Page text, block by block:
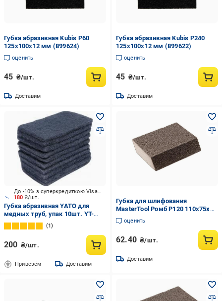
Губка абразивная Kubis Р60
125x100x12 мм (899624)
оценить
45 ₴/шт.
Доставим
Губка абразивная Kubis Р240
125x100x12 мм (899622)
оценить
45 ₴/шт.
Доставим
180 ₴/шт.
До -10% з суперкредиткою Visa Вигода
Губка абразивная YATO для
медных труб, упак 10шт. YT-
63740
1
200 ₴/шт.
Привезём Доставим
Губка для шлифования
MasterTool Ромб Р120 110х75х25
мм (08-0512)
оценить
62.40 ₴/шт.
Доставим